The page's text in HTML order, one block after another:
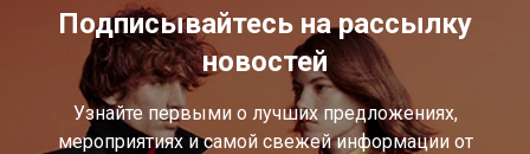
Подписывайтесь на рассылку
новостей
Узнайте первыми о лучших предложениях,
мероприятиях и самой свежей информации от